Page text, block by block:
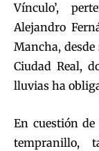
Vínculo’,
Alejandro
Mancha,
Ciudad Real,
lluvias ha
En cuestión
tempranillo,